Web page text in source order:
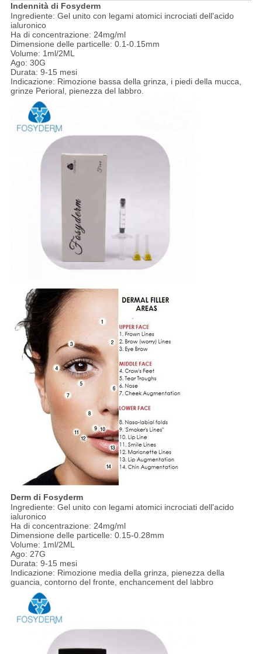
Indennità di Fosyderm
Ingrediente: Gel unito con legami atomici incrociati dell'acido
ialuronico
Ha di concentrazione: 24mg/ml
Dimensione delle particelle: 0.1-0.15mm
Volume: 1ml/2ML
Ago: 30G
Durata: 9-15 mesi
Indicazione: Rimozione bassa della grinza, i piedi della mucca,
grinze Perioral, pienezza del labbro.
Derm di Fosyderm
Ingrediente: Gel unito con legami atomici incrociati dell'acido
ialuronico
Ha di concentrazione: 24mg/ml
Dimensione delle particelle: 0.15-0.28mm
Volume: 1ml/2ML
Ago: 27G
Durata: 9-15 mesi
Indicazione: Rimozione media della grinza, pienezza della
guancia, contorno del fronte, enchancement del labbro